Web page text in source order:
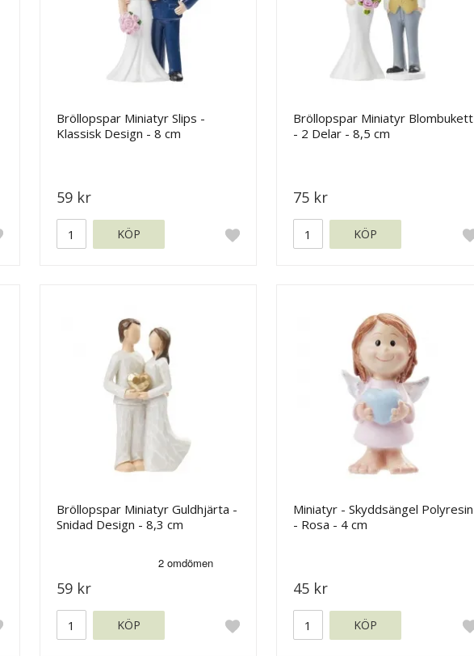
Bröllopspar Miniatyr Slips -
Klassisk Design - 8 cm
59 kr
KÖP
Bröllopspar Miniatyr Blombukett
- 2 Delar - 8,5 cm
75 kr
KÖP
Bröllopspar Miniatyr Guldhjärta -
Snidad Design - 8,3 cm
59 kr
KÖP
Miniatyr - Skyddsängel Polyresin
- Rosa - 4 cm
45 kr
KÖP